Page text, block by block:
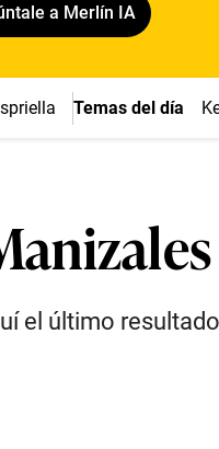
a Merlín IA
Temas del día
el último